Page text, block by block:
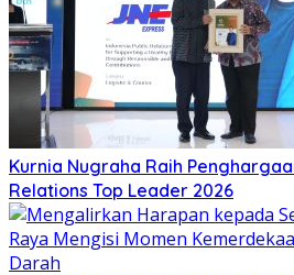
Kurnia Nugraha Raih
Relations Top Leader 2026